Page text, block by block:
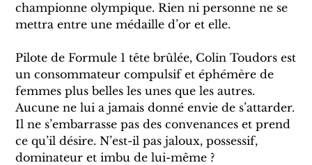
championne olympique. Rien ni personne ne se
mettra entre une médaille d’or et elle.
Pilote de Formule 1 tête brûlée, Colin Toudors est
un consommateur compulsif et éphémère de
femmes plus belles les unes que les autres.
Aucune ne lui a jamais donné envie de s’attarder.
Il ne s’embarrasse pas des convenances et prend
ce qu’il désire. N’est-il pas jaloux, possessif,
dominateur et imbu de lui-même ?